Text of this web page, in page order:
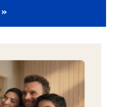
около одного месяца назад
около одного месяца назад
»